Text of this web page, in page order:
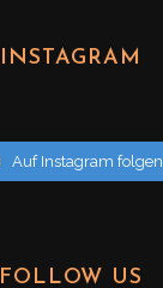
INSTAGRAM
Auf Instagram folgen
FOLLOW US